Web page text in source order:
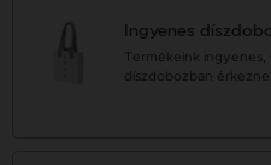
Ingyenes
Termékeink
díszdobozban